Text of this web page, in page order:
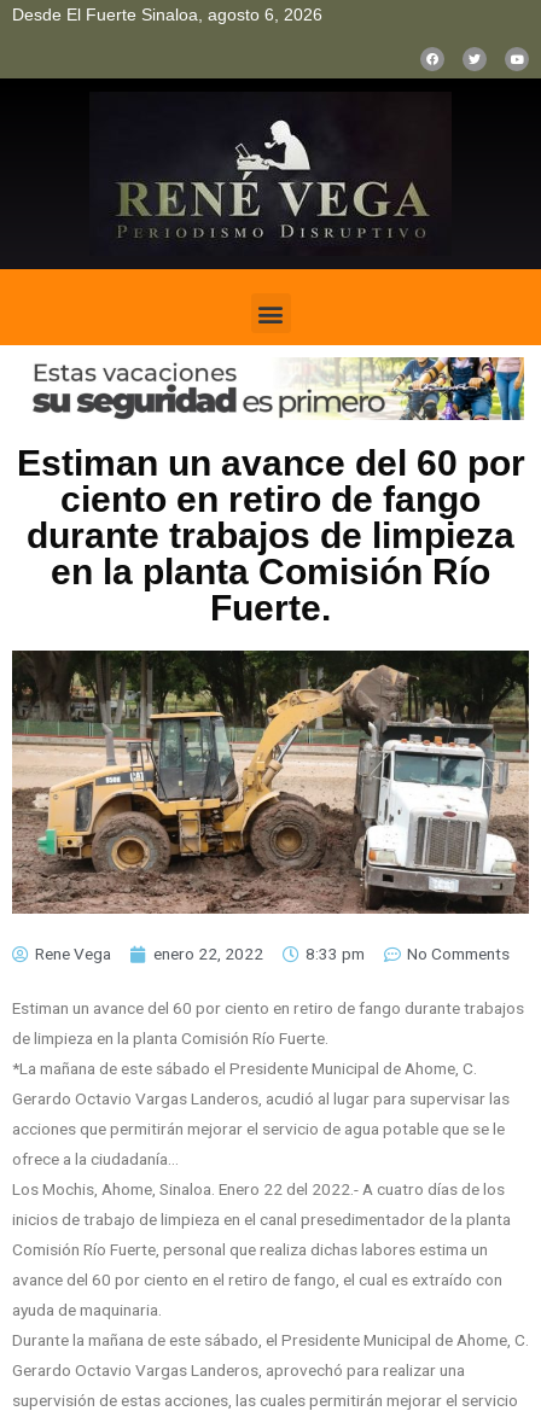
Desde El Fuerte Sinaloa, agosto 6, 2026
Estiman un avance del 60 por
ciento en retiro de fango
durante trabajos de limpieza
en la planta Comisión Río
Fuerte.
Rene Vega enero 22, 2022 8:33 pm No Comments
Estiman un avance del 60 por ciento en retiro de fango durante trabajos
de limpieza en la planta Comisión Río Fuerte.
*La mañana de este sábado el Presidente Municipal de Ahome, C.
Gerardo Octavio Vargas Landeros, acudió al lugar para supervisar las
acciones que permitirán mejorar el servicio de agua potable que se le
ofrece a la ciudadanía…
Los Mochis, Ahome, Sinaloa. Enero 22 del 2022.- A cuatro días de los
inicios de trabajo de limpieza en el canal presedimentador de la planta
Comisión Río Fuerte, personal que realiza dichas labores estima un
avance del 60 por ciento en el retiro de fango, el cual es extraído con
ayuda de maquinaria.
Durante la mañana de este sábado, el Presidente Municipal de Ahome, C.
Gerardo Octavio Vargas Landeros, aprovechó para realizar una
supervisión de estas acciones, las cuales permitirán mejorar el servicio